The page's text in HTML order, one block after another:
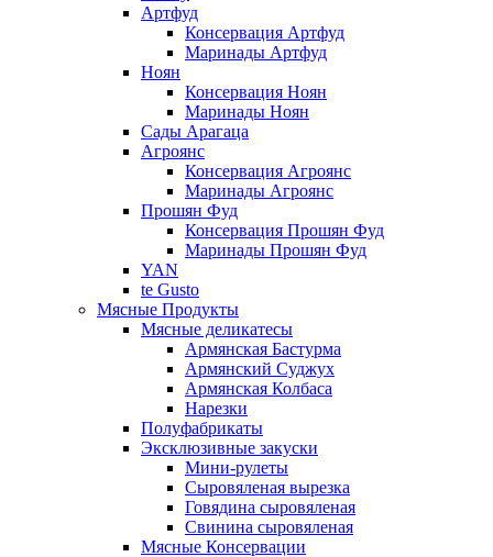
Артфуд
Консервация Артфуд
Маринады Артфуд
Ноян
Консервация Ноян
Маринады Ноян
Сады Арагаца
Агроянс
Консервация Агроянс
Маринады Агроянс
Прошян Фуд
Консервация Прошян Фуд
Маринады Прошян Фуд
YAN
te Gusto
Мясные Продукты
Мясные деликатесы
Армянская Бастурма
Армянский Суджух
Армянская Колбаса
Нарезки
Полуфабрикаты
Эксклюзивные закуски
Мини-рулеты
Сыровяленая вырезка
Говядина сыровяленая
Свинина сыровяленая
Мясные Консервации